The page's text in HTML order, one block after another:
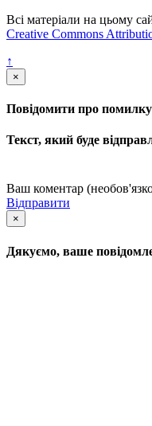
Всі матеріали на цьому
Creative Commons
↑
×
Повідомити про помилку
Текст, який буде
Ваш коментар
Відправити
×
Дякуємо, ваше